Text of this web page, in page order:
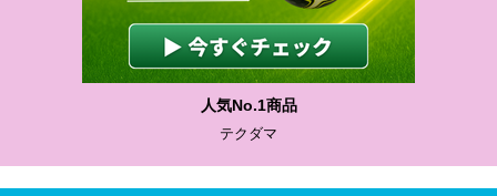
人気No.1商品
テクダマ